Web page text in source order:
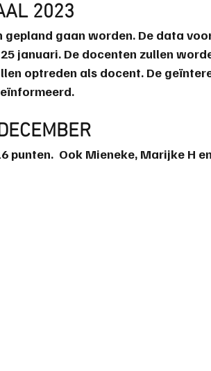
2023
gepland gaan worden. De data
januari. De docenten zullen
optreden als docent. De
punten.  Ook Mieneke, Marijke H